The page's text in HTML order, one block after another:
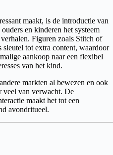
maakt, is de introductie van
en kinderen het systeem
Figuren zoals Stitch of
sleutel tot extra content, waardoor
aankoop naar een flexibel
van het kind.
markten al bewezen en ook
veel van verwacht. De
maakt het tot een
avondritueel.